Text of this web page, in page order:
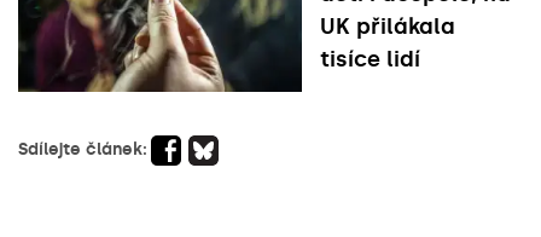
UK přilákala
tisíce lidí
Sdílejte článek: